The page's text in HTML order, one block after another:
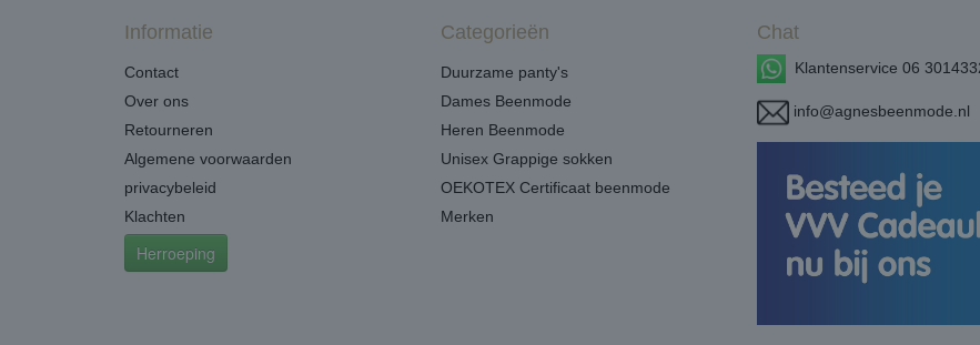
Informatie
Contact
Over ons
Retourneren
Algemene voorwaarden
privacybeleid
Klachten
Herroeping
Categorieën
Duurzame panty's
Dames Beenmode
Heren Beenmode
Unisex Grappige sokken
OEKOTEX Certificaat beenmode
Merken
Chat
Klantenservice 06
info@agnesbeenmode.nl